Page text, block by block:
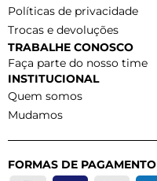
Políticas de privacidade
Trocas e devoluções
TRABALHE CONOSCO
Faça parte do nosso time
INSTITUCIONAL
Quem somos
Mudamos
FORMAS DE PAGAMENTO